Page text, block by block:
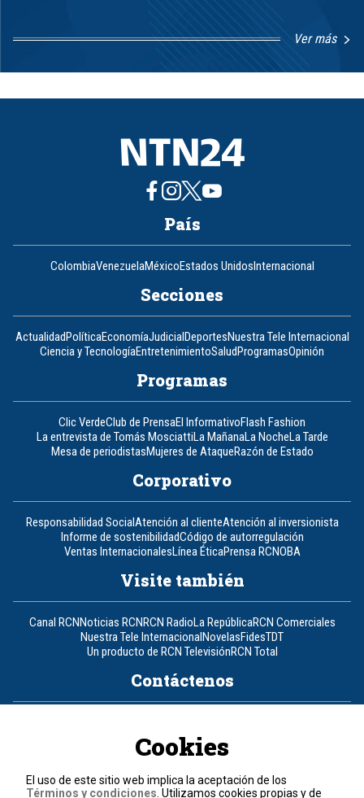
Ver más
1
8
País
ColombiaVenezuelaMéxicoEstados UnidosInternacional
Secciones
ActualidadPolíticaEconomíaJudicialDeportesNuestra Tele Internacional
Ciencia y TecnologíaEntretenimientoSaludProgramasOpinión
Programas
Clic VerdeClub de PrensaEl InformativoFlash Fashion
La entrevista de Tomás MosciattiLa MañanaLa NocheLa Tarde
Mesa de periodistasMujeres de AtaqueRazón de Estado
Corporativo
Responsabilidad SocialAtención al clienteAtención al inversionista
Informe de sostenibilidadCódigo de autorregulación
Ventas InternacionalesLínea ÉticaPrensa RCNOBA
Visite también
Canal RCNNoticias RCNRCN RadioLa RepúblicaRCN Comerciales
Nuestra Tele InternacionalNovelasFidesTDT
Un producto de RCN TelevisiónRCN Total
Contáctenos
Política de cookies
Términos y condiciones
Cookies
El uso de este sitio web implica la aceptación de los
Términos y condiciones . Utilizamos cookies propias y de